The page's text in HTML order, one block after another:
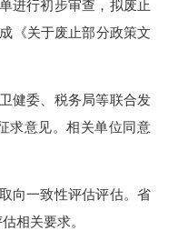
进行初步审查，拟废止
《关于废止部分政策文
健委、税务局等联合发
求意见。相关单位同意
向一致性评估评估。省
相关要求。